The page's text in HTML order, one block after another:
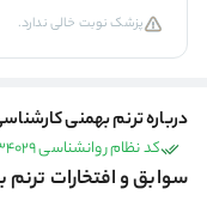
پزشک نوبت خالی ندارد.
درباره ترنم بهمنی
کد نظام روانشناسی 34029
سوابق و افتخارات ترنم